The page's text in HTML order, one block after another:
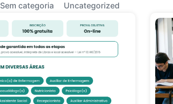
Sem categoria Uncategorized